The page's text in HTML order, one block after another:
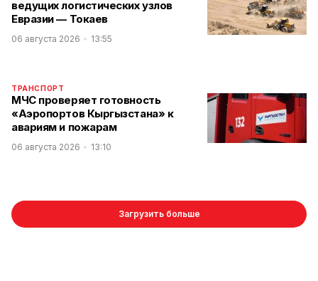
ведущих логистических узлов
Евразии — Токаев
06 августа 2026 13:55
ТРАНСПОРТ
МЧС проверяет готовность
«Аэропортов Кыргызстана» к
авариям и пожарам
06 августа 2026 13:10
Загрузить больше